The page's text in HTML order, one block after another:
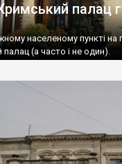
палац
населеному пункті на
палац (а часто і не один).